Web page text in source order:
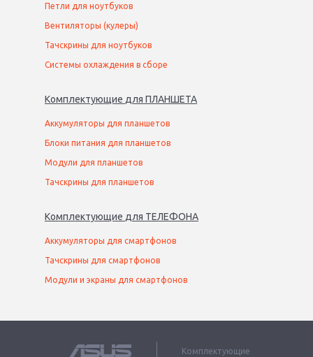
Петли для ноутбуков
Вентиляторы (кулеры)
Тачскрины для ноутбуков
Системы охлаждения в сборе
Комплектующие для ПЛАНШЕТА
Аккумуляторы для планшетов
Блоки питания для планшетов
Модули для планшетов
Тачскрины для планшетов
Комплектующие для ТЕЛЕФОНА
Аккумуляторы для смартфонов
Тачскрины для смартфонов
Модули и экраны для смартфонов
Комплектующие